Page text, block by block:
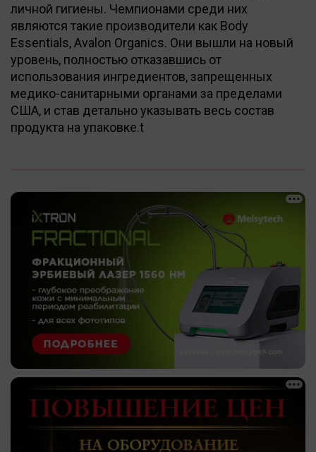
личной гигиены. Чемпионами среди них
являются такие производители как Body
Essentials, Avalon Organics. Они вышли на новый
уровень, полностью отказавшись от
использования ингредиентов, запрещенных
медико-санитарными органами за пределами
США, и став детально указывать весь состав
продукта на упаковке.t